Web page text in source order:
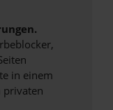
in einem
privaten